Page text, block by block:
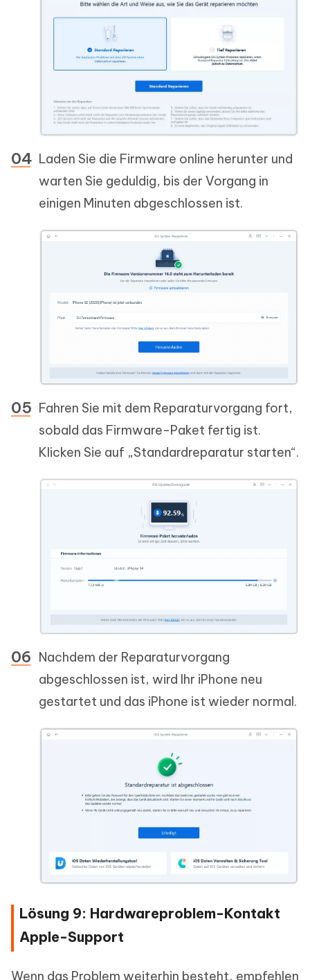
Laden Sie die Firmware online herunter und
warten Sie geduldig, bis der Vorgang in
einigen Minuten abgeschlossen ist.
Fahren Sie mit dem Reparaturvorgang fort,
sobald das Firmware-Paket fertig ist.
Klicken Sie auf „Standardreparatur starten“.
Nachdem der Reparaturvorgang
abgeschlossen ist, wird Ihr iPhone neu
gestartet und das iPhone ist wieder normal.
Lösung 9: Hardwareproblem-Kontakt
Apple-Support
Wenn das Problem weiterhin besteht, empfehlen